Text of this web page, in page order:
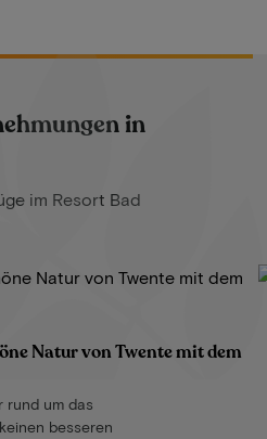
in
im Resort Bad
Natur von Twente mit dem
rund um das
besseren